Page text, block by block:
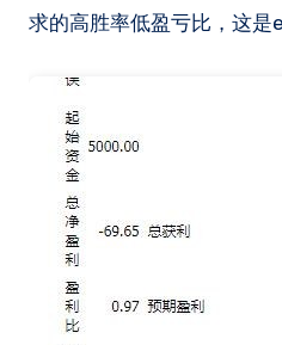
求的高胜率低盈亏比，这是